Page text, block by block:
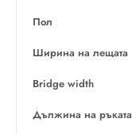
Пол
Ширина на лещата
Bridge width
Дължина на ръката